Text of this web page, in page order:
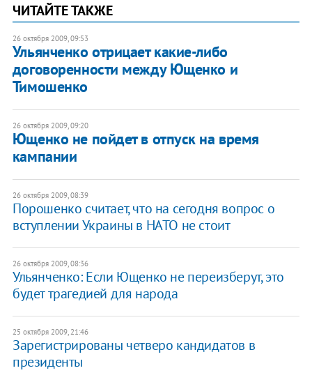
ЧИТАЙТЕ ТАКЖЕ
26 октября 2009, 09:53
Ульянченко отрицает какие-либо
договоренности между Ющенко и
Тимошенко
26 октября 2009, 09:20
Ющенко не пойдет в отпуск на время
кампании
26 октября 2009, 08:39
Порошенко считает, что на сегодня вопрос о
вступлении Украины в НАТО не стоит
26 октября 2009, 08:36
Ульянченко: Если Ющенко не переизберут, это
будет трагедией для народа
25 октября 2009, 21:46
Зарегистрированы четверо кандидатов в
президенты